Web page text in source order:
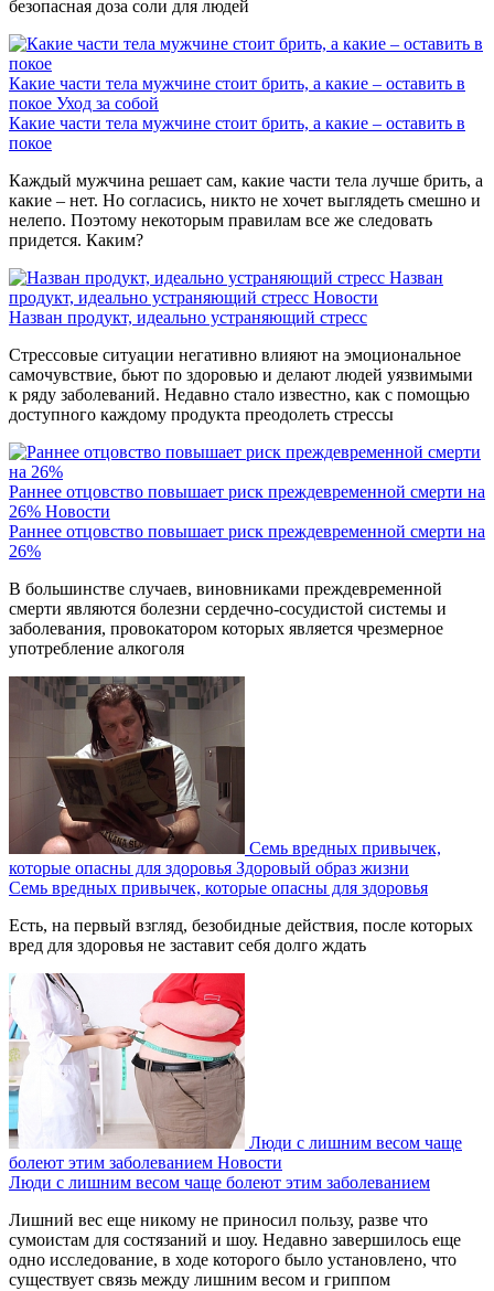
безопасная доза соли для людей
Какие части тела мужчине стоит брить, а какие – оставить в
покое Уход за собой
Какие части тела мужчине стоит брить, а какие – оставить в
покое
Каждый мужчина решает сам, какие части тела лучше брить, а
какие – нет. Но согласись, никто не хочет выглядеть смешно и
нелепо. Поэтому некоторым правилам все же следовать
придется. Каким?
Назван
продукт, идеально устраняющий стресс Новости
Назван продукт, идеально устраняющий стресс
Стрессовые ситуации негативно влияют на эмоциональное
самочувствие, бьют по здоровью и делают людей уязвимыми
к ряду заболеваний. Недавно стало известно, как с помощью
доступного каждому продукта преодолеть стрессы
Раннее отцовство повышает риск преждевременной смерти на
26% Новости
Раннее отцовство повышает риск преждевременной смерти на
26%
В большинстве случаев, виновниками преждевременной
смерти являются болезни сердечно-сосудистой системы и
заболевания, провокатором которых является чрезмерное
употребление алкоголя
Семь вредных привычек,
которые опасны для здоровья Здоровый образ жизни
Семь вредных привычек, которые опасны для здоровья
Есть, на первый взгляд, безобидные действия, после которых
вред для здоровья не заставит себя долго ждать
Люди с лишним весом чаще
болеют этим заболеванием Новости
Люди с лишним весом чаще болеют этим заболеванием
Лишний вес еще никому не приносил пользу, разве что
сумоистам для состязаний и шоу. Недавно завершилось еще
одно исследование, в ходе которого было установлено, что
существует связь между лишним весом и гриппом